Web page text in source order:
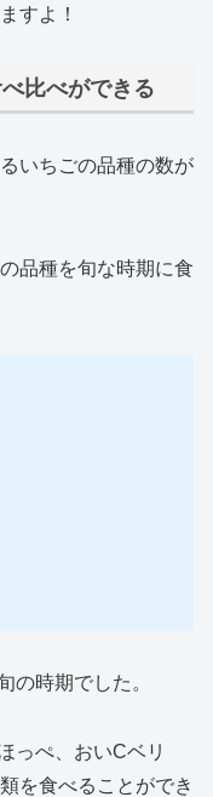
すよ！
比べができる
いちごの品種の数が
品種を旬な時期に食
の時期でした。
っぺ、おいCベリ
を食べることができ